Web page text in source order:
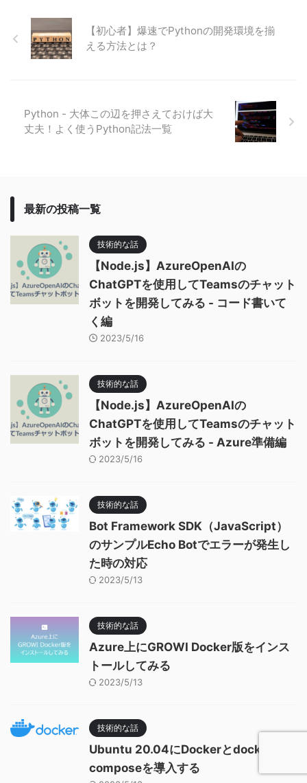
【初心者】爆速でPythonの開発環境を揃
える方法とは？
Python - 大体この辺を押さえておけば大
丈夫！よく使うPython記法一覧
最新の投稿一覧
技術的な話
【Node.js】AzureOpenAIの
ChatGPTを使用してTeamsのチャット
ボットを開発してみる - コード書いて
く編
2023/5/16
技術的な話
【Node.js】AzureOpenAIの
ChatGPTを使用してTeamsのチャット
ボットを開発してみる - Azure準備編
2023/5/16
技術的な話
Bot Framework SDK（JavaScript）
のサンプルEcho Botでエラーが発生し
た時の対応
2023/5/13
技術的な話
Azure上にGROWI Docker版をインス
トールしてみる
2023/5/13
技術的な話
Ubuntu 20.04にDockerとdocker
composeを導入する